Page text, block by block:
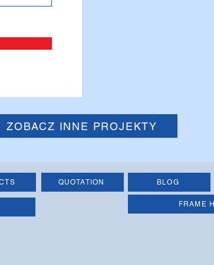
ZOBACZ INNE PROJEKTY
QUOTATION BLOG
FRAME